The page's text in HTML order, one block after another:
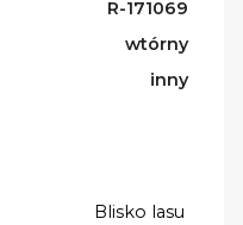
R-171069
wtórny
inny
Blisko lasu